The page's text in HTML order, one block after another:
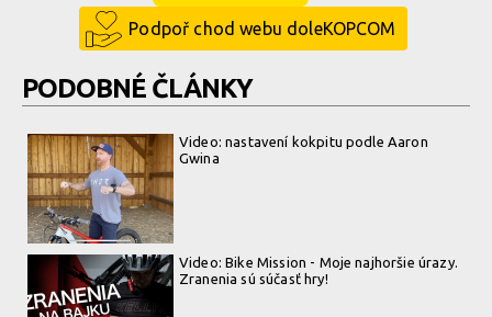
Podpoř chod webu doleKOPCOM
PODOBNÉ ČLÁNKY
Video: nastavení kokpitu podle Aaron
Gwina
Video: Bike Mission - Moje najhoršie úrazy.
Zranenia sú súčasť hry!